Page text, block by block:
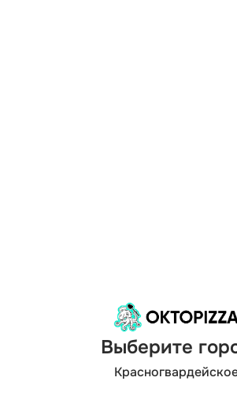
Выберите